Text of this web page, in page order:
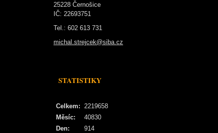
25228 Černošice
IČ: 22693751
Tel.: 602 613 731
michal.strejcek@siba.cz
STATISTIKY
Celkem: 2219658
Měsíc:
40830
Den:
914